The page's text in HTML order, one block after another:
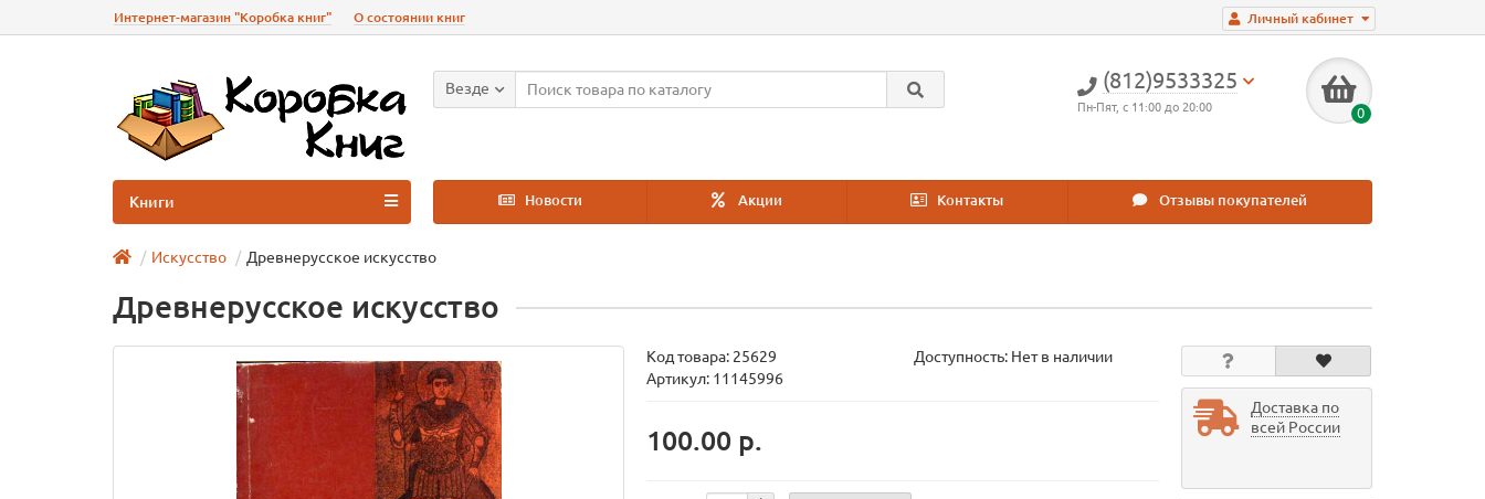
Личный кабинет
Интернет-магазин "Коробка книг" О состоянии книг
(812)9533325
Пн-Пят, с 11:00 до 20:00 0
Везде
Новости Акции Контакты Отзывы покупателей
Книги
Искусство Древнерусское искусство
Древнерусское искусство
Код товара: 25629
Доступность: Нет в наличии
Артикул: 11145996
100.00 р.
Доставка по
всей России